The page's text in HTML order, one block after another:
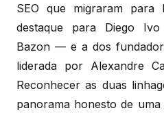
SEO que migraram
destaque para Diego
Bazon — e a dos
liderada por Alexandre
Reconhecer as duas
panorama honesto de